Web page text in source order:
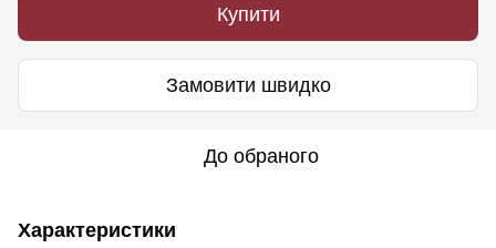
Купити
Замовити швидко
До обраного
Характеристики